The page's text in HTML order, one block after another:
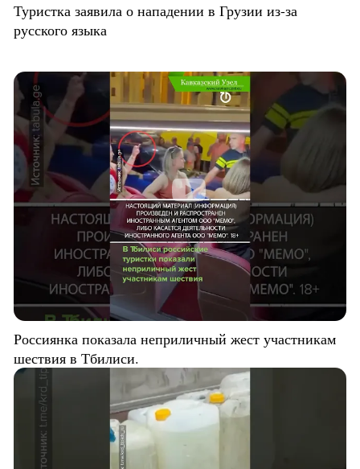
Туристка заявила о нападении в Грузии из-за
русского языка
Россиянка показала неприличный жест участникам
шествия в Тбилиси.